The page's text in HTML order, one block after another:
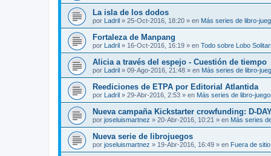
La isla de los dodos
por Ladril » 25-Oct-2016, 18:20 » en Más series de libro-
Fortaleza de Manpang
por Ladril » 16-Oct-2016, 16:19 » en Todo sobre Lobo
Alicia a través del espejo - Cuestión de tiempo
por Ladril » 09-Ago-2016, 21:48 » en Más series de libro-
Reediciones de ETPA por Editorial Atlantida
por Ladril » 29-Abr-2016, 2:53 » en Más series de libro-
Nueva campaña Kickstarter crowfunding: D-
por joseluismartnez » 20-Abr-2016, 10:21 » en Más series
Nueva serie de librojuegos
por joseluismartnez » 19-Abr-2016, 16:49 » en Fuera de sitio